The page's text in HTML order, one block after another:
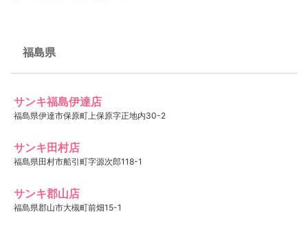
福島県
サンキ福島伊達店
福島県伊達市保原町上保原字正地内30-2
サンキ田村店
福島県田村市船引町字源次郎118-1
サンキ郡山店
福島県郡山市大槻町前畑15-1